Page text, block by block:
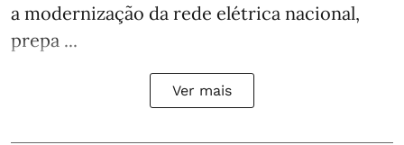
a modernização da rede elétrica nacional,
prepa ...
Ver mais